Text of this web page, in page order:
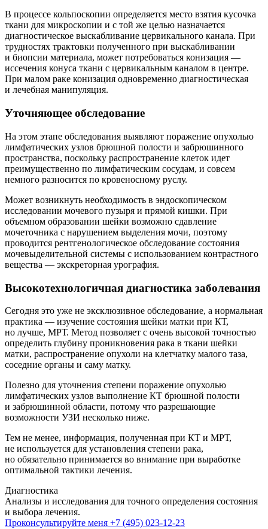
В процессе кольпоскопии определяется место взятия кусочка
ткани для микроскопии и с той же целью назначается
диагностическое выскабливание цервикального канала. При
трудностях трактовки полученного при выскабливании
и биопсии материала, может потребоваться конизация —
иссечения конуса ткани с цервикальным каналом в центре.
При малом раке конизация одновременно диагностическая
и лечебная манипуляция.
Уточняющее обследование
На этом этапе обследования выявляют поражение опухолью
лимфатических узлов брюшной полости и забрюшинного
пространства, поскольку распространение клеток идет
преимущественно по лимфатическим сосудам, и совсем
немного разносится по кровеносному руслу.
Может возникнуть необходимость в эндоскопическом
исследовании мочевого пузыря и прямой кишки. При
объемном образовании шейки возможно сдавление
мочеточника с нарушением выделения мочи, поэтому
проводится рентгенологическое обследование состояния
мочевыделительной системы с использованием контрастного
вещества — экскреторная урография.
Высокотехнологичная диагностика заболевания
Сегодня это уже не эксклюзивное обследование, а нормальная
практика — изучение состояния шейки матки при КТ,
но лучше, МРТ. Метод позволяет с очень высокой точностью
определить глубину проникновения рака в ткани шейки
матки, распространение опухоли на клетчатку малого таза,
соседние органы и саму матку.
Полезно для уточнения степени поражение опухолью
лимфатических узлов выполнение КТ брюшной полости
и забрюшинной области, потому что разрешающие
возможности УЗИ несколько ниже.
Тем не менее, информация, полученная при КТ и МРТ,
не используется для установления степени рака,
но обязательно принимается во внимание при выработке
оптимальной тактики лечения.
Диагностика
Анализы и исследования для точного определения состояния
и выбора лечения.
Проконсультируйте меня +7 (495) 023-12-23